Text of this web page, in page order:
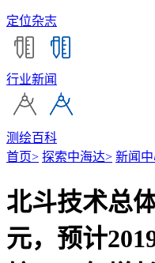
定位杂志
行业新闻
测绘百科
首页> 探索中海达> 新闻
北斗技术总
元，预计